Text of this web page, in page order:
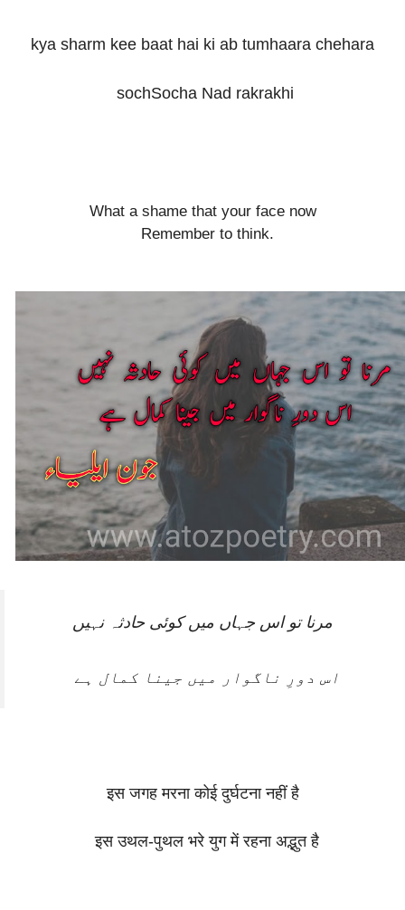
kya sharm kee baat hai ki ab tumhaara chehara
sochSocha Nad rakrakhi
What a shame that your face now
Remember to think.
اس دورِ ناگوار میں جینا کمال ہے
इस जगह मरना कोई दुर्घटना नहीं है
इस उथल-पुथल भरे युग में रहना अद्भुत है